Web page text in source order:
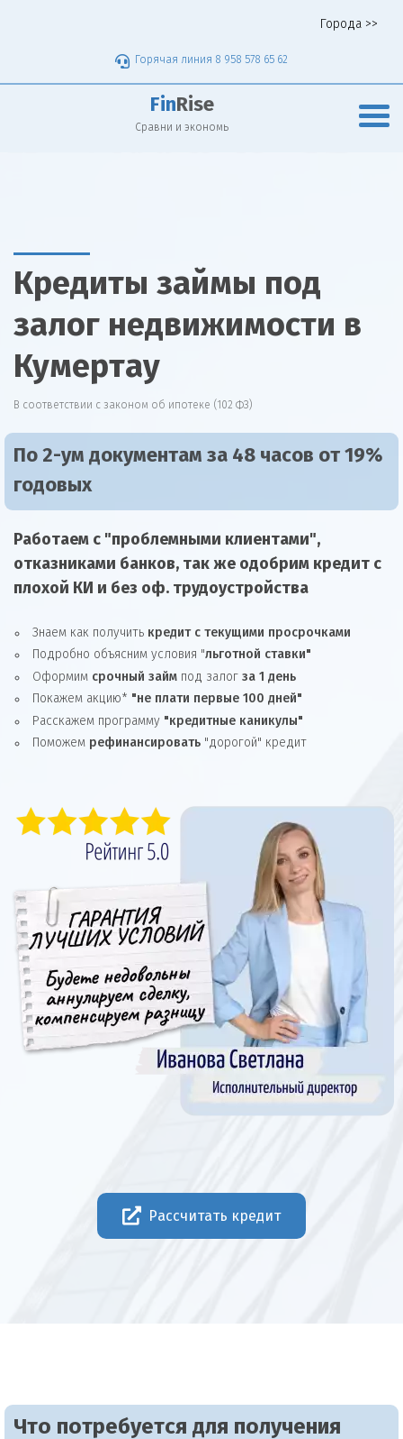
Города >>
Горячая линия 8 958 578 65 62
Fin Rise
Сравни и экономь
Кредиты займы под
залог недвижимости в
Кумертау
В соответствии с законом об ипотеке (102 ФЗ)
По 2-ум документам за 48 часов от 19%
годовых
Работаем с "проблемными клиентами",
отказниками банков, так же одобрим кредит с
плохой КИ и без оф. трудоустройства
Знаем как получить кредит с текущими просрочками
Подробно объясним условия "льготной ставки"
Оформим срочный займ под залог за 1 день
Покажем акцию* "не плати первые 100 дней"
Расскажем программу "кредитные каникулы"
Поможем рефинансировать "дорогой" кредит
Рассчитать кредит
Что потребуется для получения